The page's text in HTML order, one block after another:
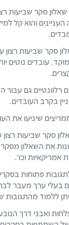
שאלון סקר שביעות
והוא קל
סקר שביעות רצון
עובדים נוטים
רלוונטיים גם
בקרב העובדים.
שיניעו את
סקר שביעות רצון
את השאלון
אמריקאיות וכו'.
פתוחות
בעלי ערך מעבר
ללמוד מהתגובות
ואבני דרך